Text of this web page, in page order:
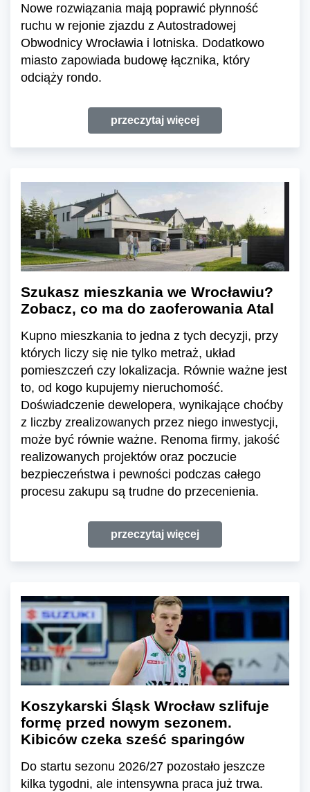
Nowe rozwiązania mają poprawić płynność
ruchu w rejonie zjazdu z Autostradowej
Obwodnicy Wrocławia i lotniska. Dodatkowo
miasto zapowiada budowę łącznika, który
odciąży rondo.
przeczytaj więcej
Szukasz mieszkania we Wrocławiu?
Zobacz, co ma do zaoferowania Atal
Kupno mieszkania to jedna z tych decyzji, przy
których liczy się nie tylko metraż, układ
pomieszczeń czy lokalizacja. Równie ważne jest
to, od kogo kupujemy nieruchomość.
Doświadczenie dewelopera, wynikające choćby
z liczby zrealizowanych przez niego inwestycji,
może być równie ważne. Renoma firmy, jakość
realizowanych projektów oraz poczucie
bezpieczeństwa i pewności podczas całego
procesu zakupu są trudne do przecenienia.
przeczytaj więcej
Koszykarski Śląsk Wrocław szlifuje
formę przed nowym sezonem.
Kibiców czeka sześć sparingów
Do startu sezonu 2026/27 pozostało jeszcze
kilka tygodni, ale intensywna praca już trwa.